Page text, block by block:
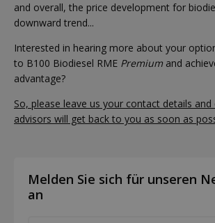
and overall, the price development for
downward trend...
Interested in hearing more about your
to B100 Biodiesel RME Premium and
advantage?
So, please leave us your contact details
advisors will get back to you as soon as
Melden Sie sich für unseren
an